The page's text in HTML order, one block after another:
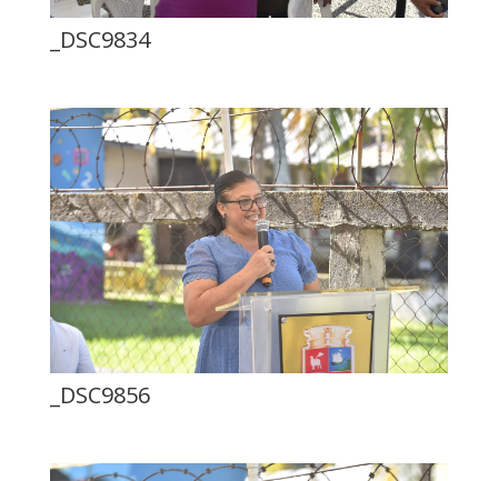
_DSC9834
_DSC9856